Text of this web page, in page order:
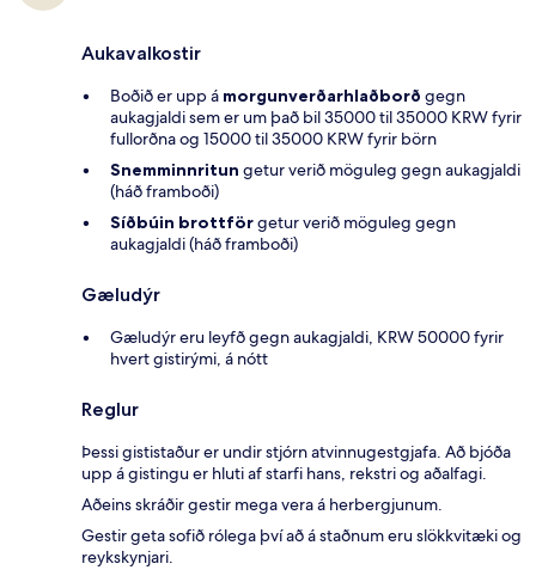
Aukavalkostir
Boðið er upp á morgunverðarhlaðborð gegn
aukagjaldi sem er um það bil 35000 til 35000 KRW fyrir
fullorðna og 15000 til 35000 KRW fyrir börn
Snemminnritun getur verið möguleg gegn aukagjaldi
(háð framboði)
Síðbúin brottförgetur verið möguleg gegn
aukagjaldi (háð framboði)
Gæludýr
Gæludýr eru leyfð gegn aukagjaldi, KRW 50000 fyrir
hvert gistirými, á nótt
Reglur
Þessi gististaður er undir stjórn atvinnugestgjafa. Að bjóða
upp á gistingu er hluti af starfi hans, rekstri og aðalfagi.
Aðeins skráðir gestir mega vera á herbergjunum.
Gestir geta sofið rólega því að á staðnum eru slökkvitæki og
reykskynjari.